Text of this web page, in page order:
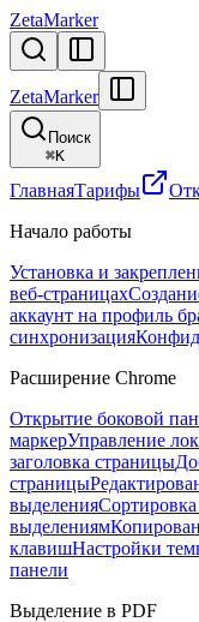
ZetaMarker
ZetaMarker
Поиск
⌘K
ГлавнаяТарифы
Начало работы
Установка и
веб-страницах
аккаунт на профиль
синхронизация
Расширение Chrome
Открытие боковой
маркерУправление
заголовка страницы
страницы
выделения
выделениям
клавишНастройки
панели
Выделение в PDF